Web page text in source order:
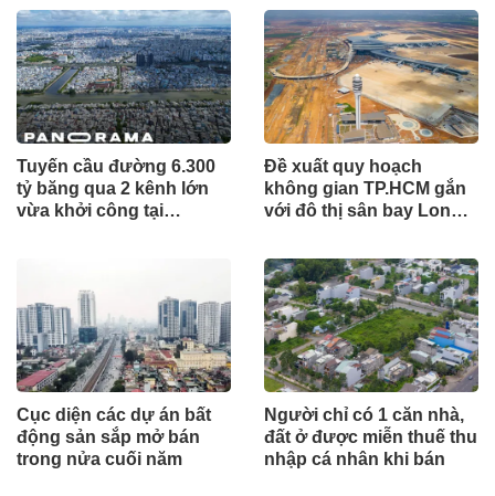
Tuyến cầu đường 6.300
tỷ băng qua 2 kênh lớn
vừa khởi công tại
Đề xuất quy hoạch
không gian TP.HCM gắn
với đô thị sân bay Long
Cục diện các dự án bất
động sản sắp mở bán
trong nửa cuối năm
Người chỉ có 1 căn nhà,
đất ở được miễn thuế thu
nhập cá nhân khi bán